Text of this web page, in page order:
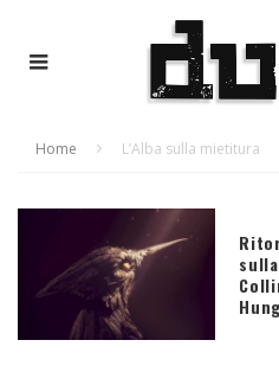
Home L’Alba sulla mietitura